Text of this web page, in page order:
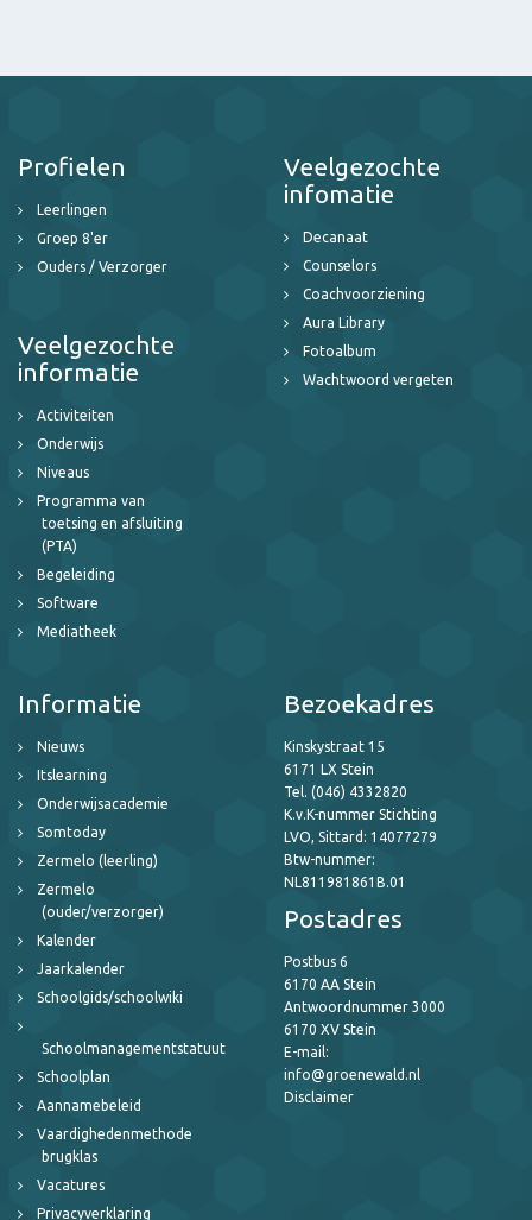
Profielen
Leerlingen
Groep 8'er
Ouders / Verzorger
Veelgezochte
informatie
Activiteiten
Onderwijs
Niveaus
Programma van
toetsing en afsluiting
(PTA)
Begeleiding
Software
Mediatheek
Veelgezochte
infomatie
Decanaat
Counselors
Coachvoorziening
Aura Library
Fotoalbum
Wachtwoord vergeten
Informatie
Nieuws
Itslearning
Onderwijsacademie
Somtoday
Zermelo (leerling)
Zermelo
(ouder/verzorger)
Kalender
Jaarkalender
Schoolgids/schoolwiki
Schoolmanagementstatuut
Schoolplan
Aannamebeleid
Vaardighedenmethode
brugklas
Vacatures
Privacyverklaring
Bezoekadres
Kinskystraat 15
6171 LX Stein
Tel. (046) 4332820
K.v.K-nummer Stichting
LVO, Sittard: 14077279
Btw-nummer:
NL811981861B.01
Postadres
Postbus 6
6170 AA Stein
Antwoordnummer 3000
6170 XV Stein
E-mail:
info@groenewald.nl
Disclaimer